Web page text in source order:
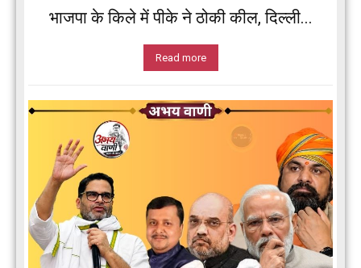
भाजपा के किले में पीके ने ठोकी कील, दिल्ली...
Read more